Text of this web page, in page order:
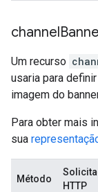
channel
Um recurso
usaria para
imagem do
Para obter mais
sua
Método
HTTP